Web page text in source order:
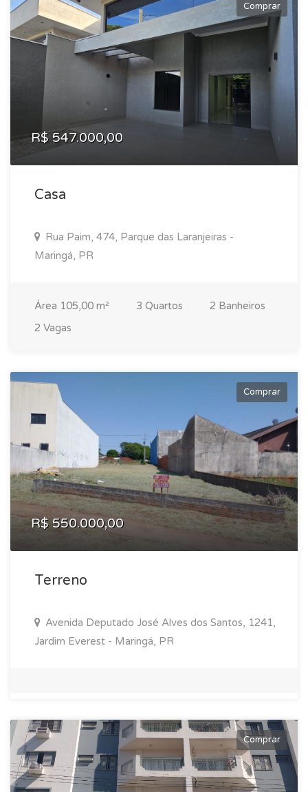
Comprar
R$ 547.000,00
Casa
Rua Paim, 474, Parque das Laranjeiras -
Maringá, PR
Área 105,00 m² 3 Quartos
2 Banheiros
2 Vagas
Comprar
R$ 550.000,00
Terreno
Avenida Deputado José Alves dos Santos, 1241,
Jardim Everest - Maringá, PR
Comprar